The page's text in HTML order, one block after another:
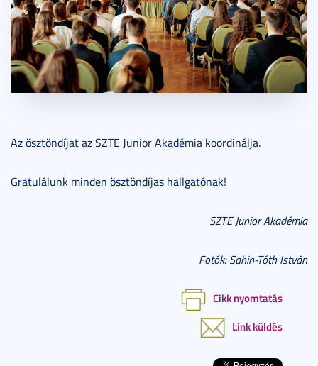
Az ösztöndíjat az SZTE Junior Akadémia koordinálja.
Gratulálunk minden ösztöndíjas hallgatónak!
SZTE Junior Akadémia
Fotók: Sahin-Tóth István
Cikk nyomtatás
Link küldés